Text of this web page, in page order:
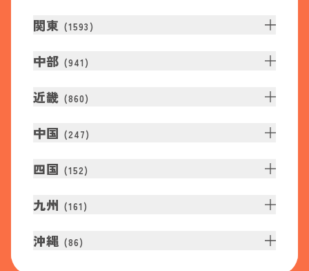
関東 (1593 )
中部 (941 )
近畿 (860)
中国 (247)
四国 (152)
九州 (161 )
沖縄 (86)